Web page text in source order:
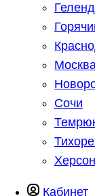
Сочи
Херсон
Кабинет